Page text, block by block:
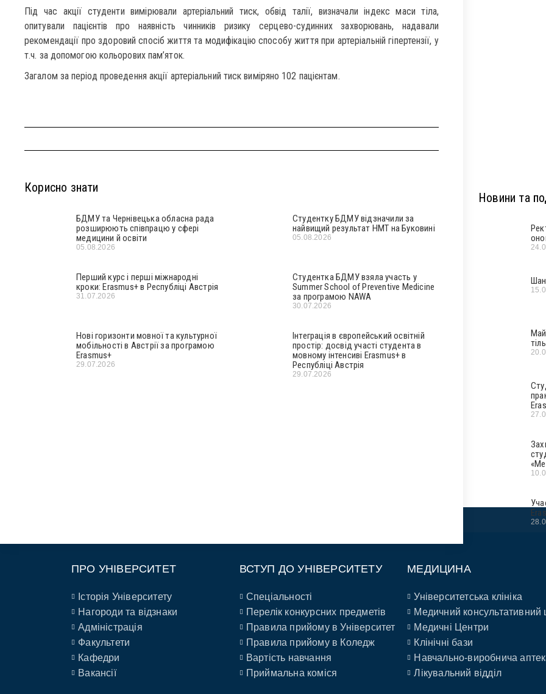
Під час акції студенти вимірювали артеріальний тиск, обвід талії, визначали індекс маси тіла,
опитували пацієнтів про наявність чинників ризику серцево-судинних захворювань, надавали
рекомендації про здоровий спосіб життя та модифікацію способу життя при артеріальній гіпертензії, у
т.ч. за допомогою кольорових пам’яток.
Загалом за період проведення акції артеріальний тиск виміряно 102 пацієнтам.
Корисно знати
БДМУ та Чернівецька обласна рада
розширюють співпрацю у сфері
медицини й освіти
05.08.2026
Студентку БДМУ відзначили за
найвищий результат НМТ на Буковині
05.08.2026
Перший курс і перші міжнародні
кроки: Erasmus+ в Республіці Австрія
31.07.2026
Студентка БДМУ взяла участь у
Summer School of Preventive Medicine
за програмою NAWA
30.07.2026
Нові горизонти мовної та культурної
мобільності в Австрії за програмою
Erasmus+
29.07.2026
Інтеграція в європейський освітній
простір: досвід участі студента в
мовному інтенсиві Erasmus+ в
Республіці Австрія
29.07.2026
Новини та
ПРО УНІВЕРСИТЕТ
Історія Університету
Нагороди та відзнаки
Адміністрація
Факультети
Кафедри
Вакансії
ВСТУП ДО УНІВЕРСИТЕТУ
Спеціальності
Перелік конкурсних предметів
Правила прийому в Університет
Правила прийому в Коледж
Вартість навчання
Приймальна коміся
МЕДИЦИНА
Університетська клініка
Медичний консультативний
Медичні Центри
Клінічні бази
Навчально-виробнича
Лікувальний відділ